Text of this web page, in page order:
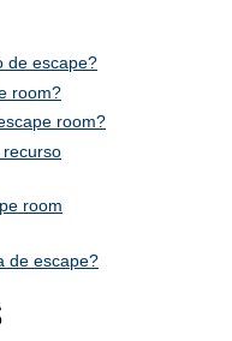
de escape?
room?
room?
recurso
room
de escape?